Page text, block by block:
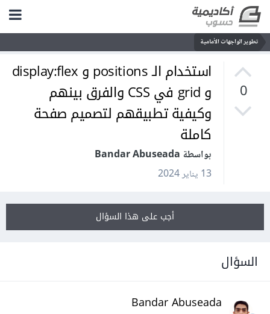
تطوير الواجهات الأمامية
0
استخدام الـ positions و display:flex
و grid في CSS والفرق بينهم
وكيفية تطبيقهم لتصميم صفحة
كاملة
بواسطة Bandar Abuseada
13 يناير 2024
أجب على هذا السؤال
السؤال
Bandar Abuseada